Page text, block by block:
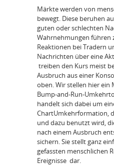
Märkte werden von
bewegt. Diese beruhen
guten oder schlechten
Wahrnehmungen führen
Reaktionen bei Tradern
Nachrichten über eine
treiben den Kurs meist
Ausbruch aus einer
oben. Wir stellen hier ein
Bump-and-Run-
handelt sich dabei um
ChartUmkehrformation,
und dazu benutzt wird,
nach einem Ausbruch
sichern. Sie stellt ganz
gefassten menschlichen
Ereignisse dar.